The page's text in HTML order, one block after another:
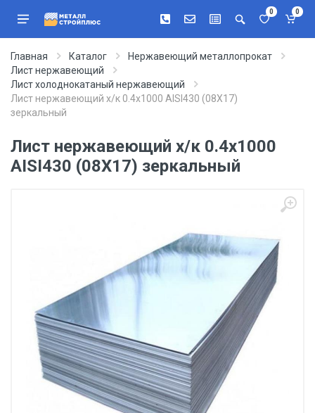
0 0
Главная Каталог
Нержавеющий металлопрокат
Лист нержавеющий
Лист холоднокатаный нержавеющий
Лист нержавеющий х/к 0.4х1000 AISI430 (08Х17)
зеркальный
Лист нержавеющий х/к 0.4х1000
AISI430 (08Х17) зеркальный